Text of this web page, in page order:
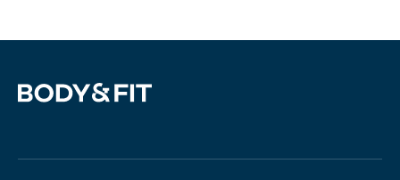
Allergenen: de meeste
ingrediëntenlijst